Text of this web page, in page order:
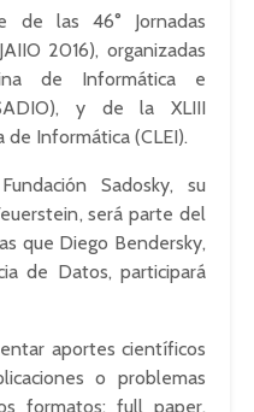
de las 46° Jornadas
2016), organizadas
de Informática e
y de la XLIII
Informática (CLEI).
Sadosky, su
será parte del
que Diego Bendersky,
de Datos, participará
aportes científicos
o problemas
formatos: full paper,